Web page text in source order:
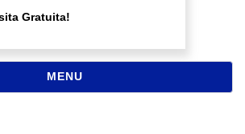
Gratuita!
MENUNAVEGAÇÃO